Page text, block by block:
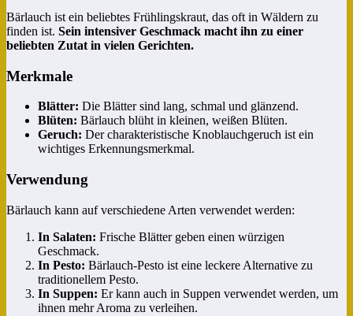
Bärlauch ist ein beliebtes Frühlingskraut, das oft in Wäldern zu
finden ist. Sein intensiver Geschmack macht ihn zu einer
beliebten Zutat in vielen Gerichten.
Merkmale
Blätter: Die Blätter sind lang, schmal und glänzend.
Blüten: Bärlauch blüht in kleinen, weißen Blüten.
Geruch: Der charakteristische Knoblauchgeruch ist ein
wichtiges Erkennungsmerkmal.
Verwendung
Bärlauch kann auf verschiedene Arten verwendet werden:
In Salaten: Frische Blätter geben einen würzigen
Geschmack.
In Pesto: Bärlauch-Pesto ist eine leckere Alternative zu
traditionellem Pesto.
In Suppen: Er kann auch in Suppen verwendet werden, um
ihnen mehr Aroma zu verleihen.